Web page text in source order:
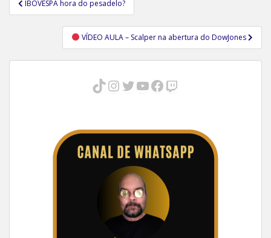
de
IBOVESPA hora do pesadelo?
VÍDEO AULA – Scalper na abertura do DowJones
TikTok
Instagram
Twitter
Youtube
Facebook
Twitch